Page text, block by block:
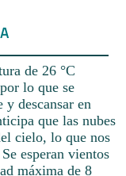
de 26 °C
lo que se
y descansar en
que las nubes
cielo, lo que nos
esperan vientos
máxima de 8